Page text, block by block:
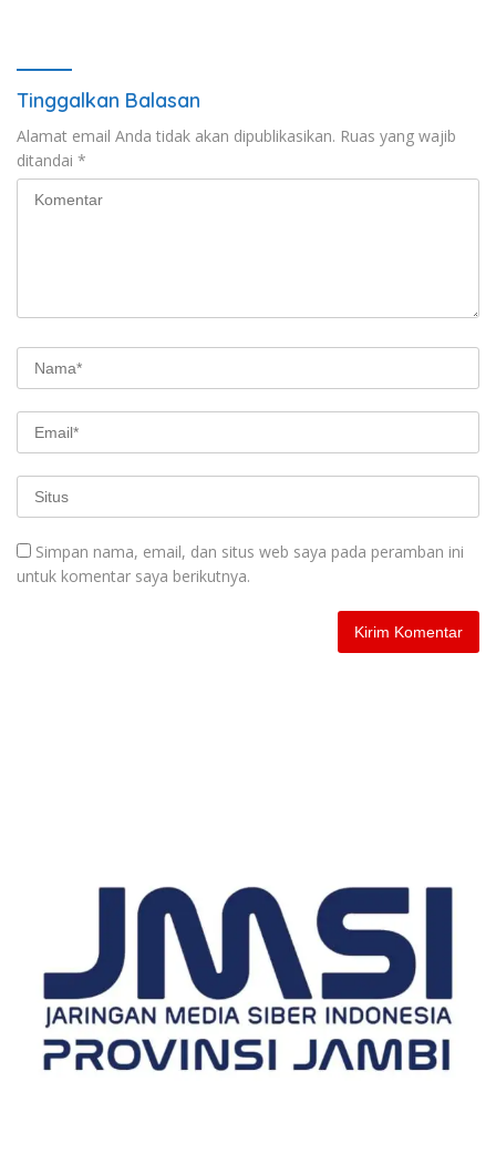
Tinggalkan Balasan
Alamat email Anda tidak akan dipublikasikan. Ruas yang wajib
ditandai *
Simpan nama, email, dan situs web saya pada peramban ini
untuk komentar saya berikutnya.